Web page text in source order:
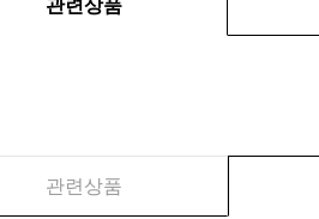
관련상품
관련상품